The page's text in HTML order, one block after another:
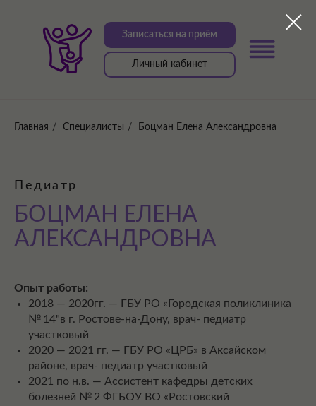
Записаться на приём
Личный кабинет
Главная / Специалисты / Боцман Елена Александровна
Педиатр
БОЦМАН ЕЛЕНА
АЛЕКСАНДРОВНА
Опыт работы:
2018 — 2020гг. — ГБУ РО «Городская поликлиника
№ 14"в г. Ростове-на-Дону, врач- педиатр
участковый
2020 — 2021 гг. — ГБУ РО «ЦРБ» в Аксайском
районе, врач- педиатр участковый
2021 по н.в. — Ассистент кафедры детских
болезней № 2 ФГБОУ ВО «Ростовский